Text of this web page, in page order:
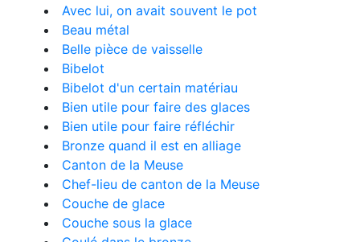
Avec lui, on avait souvent le pot
Beau métal
Belle pièce de vaisselle
Bibelot
Bibelot d'un certain matériau
Bien utile pour faire des glaces
Bien utile pour faire réfléchir
Bronze quand il est en alliage
Canton de la Meuse
Chef-lieu de canton de la Meuse
Couche de glace
Couche sous la glace